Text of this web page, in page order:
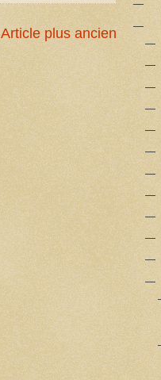
Article plus ancien